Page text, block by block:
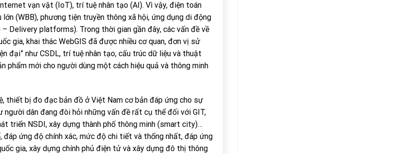
vạn vật (IoT), trí tuệ nhân tạo (AI). Vì vậy, điện toán
(WBB), phương tiện truyền thông xã hội, ứng dụng di động
Delivery platforms). Trong thời gian gần đây, các vấn đề về
gia, khai thác WebGIS đã được nhiều cơ quan, đơn vị sử
đại” như CSDL, trí tuệ nhân tạo, cấu trúc dữ liệu và thuật
phẩm mới cho người dùng một cách hiệu quả và thông minh
thiết bị đo đạc bản đồ ở Việt Nam cơ bản đáp ứng cho sự
dân đang đòi hỏi những vấn đề rất cụ thể đối với GIT,
triển NSDI, xây dựng thành phố thông minh (smart city)…
ứng độ chính xác, mức độ chi tiết và thống nhất, đáp ứng
gia, xây dựng chính phủ điện tử và xây dựng đô thị thông